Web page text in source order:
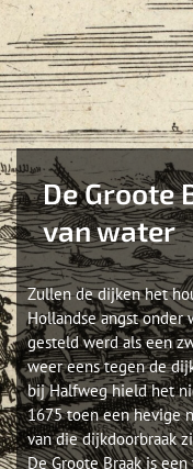
De Groote
van water
Zullen de dijken het
Hollandse angst onder
gesteld werd als een
weer eens tegen de
bij Halfweg hield het
1675 toen een hevige
van die dijkdoorbraak
De Groote Braak is